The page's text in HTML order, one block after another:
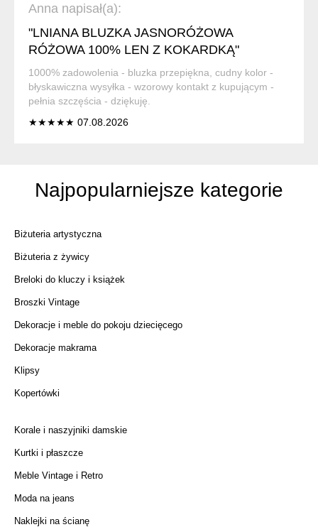
Anna napisał(a):
"LNIANA BLUZKA JASNORÓŻOWA
RÓŻOWA 100% LEN Z KOKARDKĄ"
1000% zadowolenia - bluzka przepiękna, cudny kolor -
błyskawiczna wysyłka - wzorowy kontakt z kupującym -
pełnia szczęścia - dziękuję.
★★★★★ 07.08.2026
Najpopularniejsze kategorie
Biżuteria artystyczna
Biżuteria z żywicy
Breloki do kluczy i książek
Broszki Vintage
Dekoracje i meble do pokoju dziecięcego
Dekoracje makrama
Klipsy
Kopertówki
Korale i naszyjniki damskie
Kurtki i płaszcze
Meble Vintage i Retro
Moda na jeans
Naklejki na ścianę